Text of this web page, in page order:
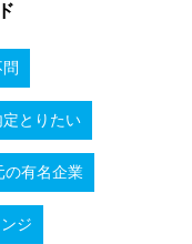
定とりたい
の有名企業
ジ